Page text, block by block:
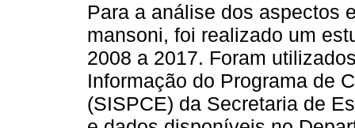
Para a análise dos aspectos
mansoni, foi realizado um
2008 a 2017. Foram
Informação do Programa de
(SISPCE) da Secretaria de